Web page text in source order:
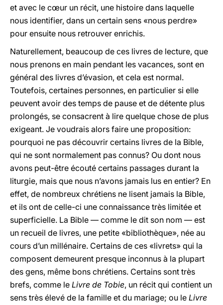
et avec le cœur un récit, une histoire dans laquelle
nous identifier, dans un certain sens «nous perdre»
pour ensuite nous retrouver enrichis.
Naturellement, beaucoup de ces livres de lecture, que
nous prenons en main pendant les vacances, sont en
général des livres d’évasion, et cela est normal.
Toutefois, certaines personnes, en particulier si elle
peuvent avoir des temps de pause et de détente plus
prolongés, se consacrent à lire quelque chose de plus
exigeant. Je voudrais alors faire une proposition:
pourquoi ne pas découvrir certains livres de la Bible,
qui ne sont normalement pas connus? Ou dont nous
avons peut-être écouté certains passages durant la
liturgie, mais que nous n’avons jamais lus en entier? En
effet, de nombreux chrétiens ne lisent jamais la Bible,
et ils ont de celle-ci une connaissance très limitée et
superficielle. La Bible — comme le dit son nom — est
un recueil de livres, une petite «bibliothèque», née au
cours d’un millénaire. Certains de ces «livrets» qui la
composent demeurent presque inconnus à la plupart
des gens, même bons chrétiens. Certains sont très
brefs, comme le Livre de Tobie, un récit qui contient un
sens très élevé de la famille et du mariage; ou le Livre